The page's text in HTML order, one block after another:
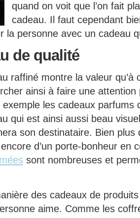
quand on voit que l’on fait
cadeau. Il faut cependant
la personne avec un cadeau
de qualité
raffiné montre la valeur
ainsi à faire une
les cadeaux parfums
qui est ainsi aussi beau
son destinataire. Bien plus
encore d’un porte-bonheur en
sont nombreuses et
des cadeaux de
aime. Comme les